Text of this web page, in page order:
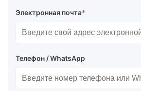
Электронная почта*
Телефон / WhatsApp